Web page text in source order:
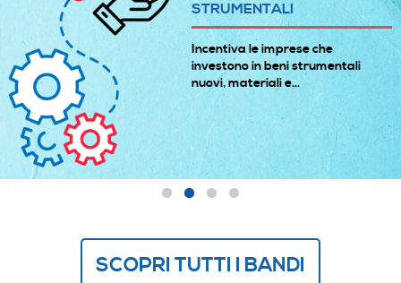
STRUMENTALI
Incentiva le imprese che
investono in beni strumentali
nuovi, materiali e...
SCOPRI TUTTI I BANDI